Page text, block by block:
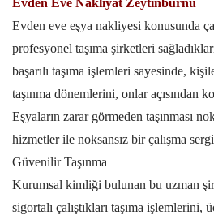
Evden eve eşya nakliyesi konusunda
profesyonel taşıma şirketleri
başarılı taşıma işlemleri sayesinde,
taşınma dönemlerini, onlar açısından
Eşyaların zarar görmeden taşınması
hizmetler ile noksansız bir çalışma
Güvenilir Taşınma
Kurumsal kimliği bulunan bu uzman
sigortalı çalıştıkları taşıma işlemlerini,